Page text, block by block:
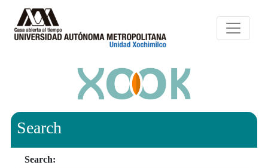
Search
Search: